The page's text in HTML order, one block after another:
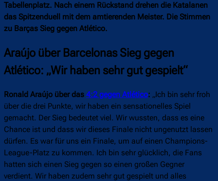
Tabellenplatz. Nach einem Rückstand drehen die Katalanen
das Spitzenduell mit dem amtierenden Meister. Die Stimmen
zu Barças Sieg gegen Atlético.
Araújo über Barcelonas Sieg gegen
Atlético: „Wir haben sehr gut gespielt“
Ronald Araújo über das 4:2 gegen Atlético: „Ich bin sehr froh
über die drei Punkte, wir haben ein sensationelles Spiel
gemacht. Der Sieg bedeutet viel. Wir wussten, dass es eine
Chance ist und dass wir dieses Finale nicht ungenutzt lassen
dürfen. Es war für uns ein Finale, um auf einen Champions-
League-Platz zu kommen. Ich bin sehr glücklich, die Fans
hatten sich einen Sieg gegen so einen großen Gegner
verdient. Wir haben zudem sehr gut gespielt und alles